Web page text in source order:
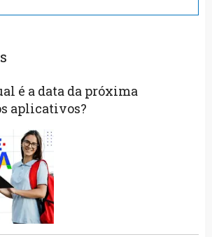
é a data da próxima
aplicativos?